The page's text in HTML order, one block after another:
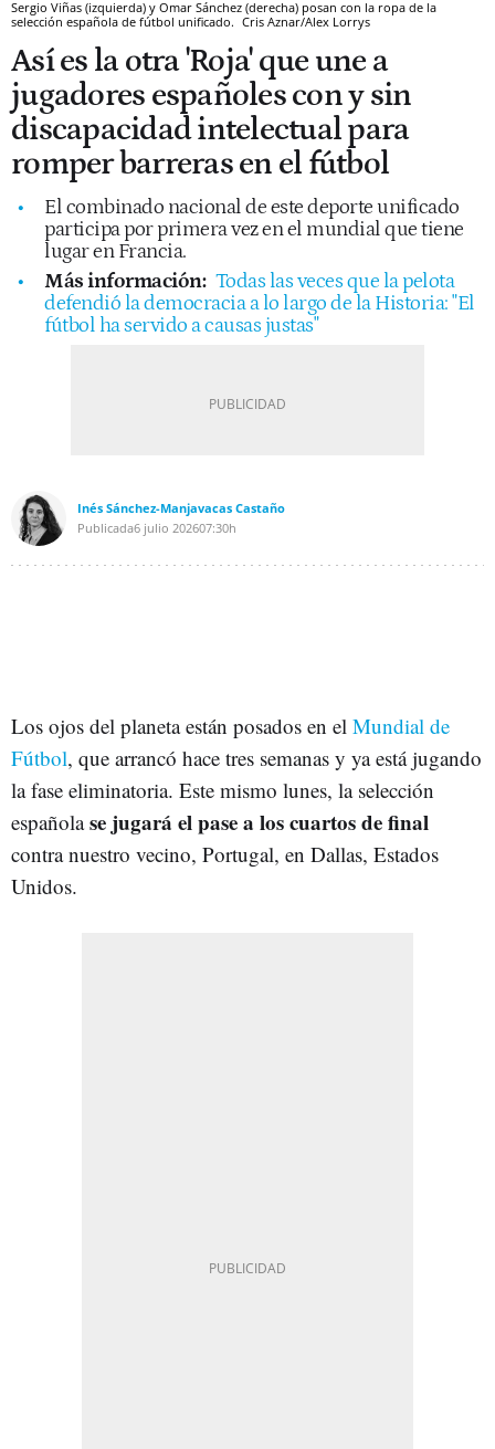
Sergio Viñas (izquierda) y Omar Sánchez (derecha) posan con la ropa de la
selección española de fútbol unificado. Cris Aznar/Alex Lorrys
Así es la otra 'Roja' que une a
jugadores españoles con y sin
discapacidad intelectual para
romper barreras en el fútbol
El combinado nacional de este deporte unificado
participa por primera vez en el mundial que tiene
lugar en Francia.
Más información: Todas las veces que la pelota
defendió la democracia a lo largo de la Historia: "El
fútbol ha servido a causas justas"
Inés Sánchez-Manjavacas Castaño
Publicada6 julio 202607:30h
Los ojos del planeta están posados en el Mundial de
Fútbol, que arrancó hace tres semanas y ya está jugando
la fase eliminatoria. Este mismo lunes, la selección
españolase jugará el pase a los cuartos de final
contra nuestro vecino, Portugal, en Dallas, Estados
Unidos.